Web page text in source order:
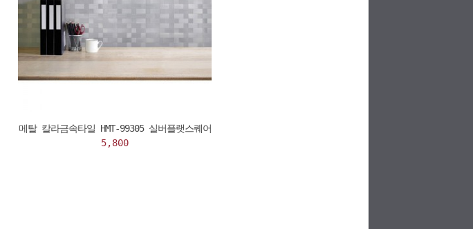
메탈 칼라금속타일 HMT-99305 실버플랫스퀘어
5,800